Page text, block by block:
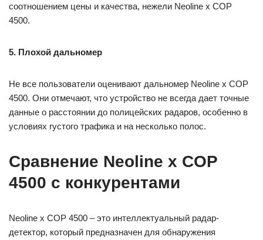
соотношением цены и качества, нежели Neoline x COP
4500.
5. Плохой дальномер
Не все пользователи оценивают дальномер Neoline x COP
4500. Они отмечают, что устройство не всегда дает точные
данные о расстоянии до полицейских радаров, особенно в
условиях густого трафика и на несколько полос.
Сравнение Neoline x COP
4500 с конкурентами
Neoline x COP 4500 – это интеллектуальный радар-
детектор, который предназначен для обнаружения